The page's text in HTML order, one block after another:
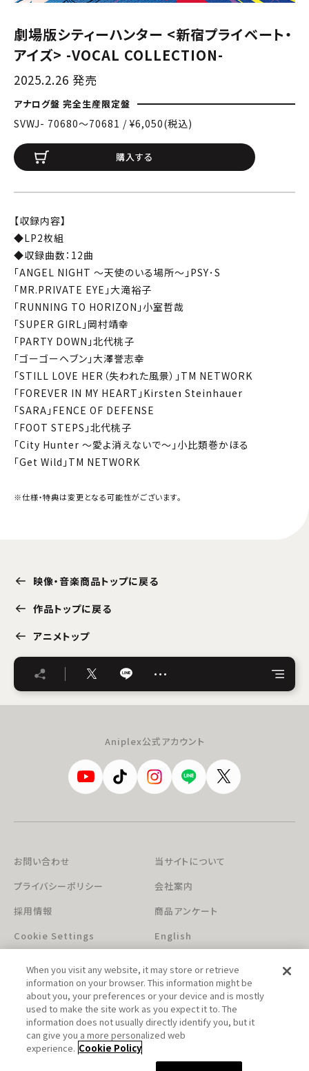
劇場版シティーハンター <新宿プライベート・
アイズ> -VOCAL COLLECTION-
2025.2.26 発売
アナログ盤 完全生産限定盤
SVWJ- 70680〜70681 / ¥6,050(税込)
購入する
【収録内容】
◆LP2枚組
◆収録曲数：12曲
「ANGEL NIGHT ～天使のいる場所～」PSY･S
「MR.PRIVATE EYE」大滝裕子
「RUNNING TO HORIZON」小室哲哉
「SUPER GIRL」岡村靖幸
「PARTY DOWN」北代桃子
「ゴーゴーヘブン」大澤誉志幸
「STILL LOVE HER（失われた風景）」TM NETWORK
「FOREVER IN MY HEART」Kirsten Steinhauer
「SARA」FENCE OF DEFENSE
「FOOT STEPS」北代桃子
「City Hunter ～愛よ消えないで～」小比類巻かほる
「Get Wild」TM NETWORK
※仕様・特典は変更となる可能性がございます。
映像・音楽商品トップに戻る
作品トップに戻る
アニメトップ
…
Aniplex公式アカウント
お問い合わせ
当サイトについて
プライバシーポリシー
会社案内
採用情報
商品アンケート
Cookie Settings
English
このホームページに掲載されている著作物の無断利用を禁じます。
When you visit any website, it may store or retrieve
information on your browser. This information might be
about you, your preferences or your device and is mostly
used to make the site work as you expect it to. The
information does not usually directly identify you, but it
can give you a more personalized web
experience. Cookie Policy